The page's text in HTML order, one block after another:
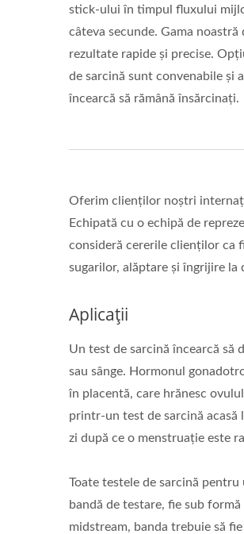
stick-ului în timpul fluxului
câteva secunde. Gama
rezultate rapide și precise.
de sarcină sunt convenabile și
încearcă să rămână însărcinați.
Oferim clienților noștri
Echipată cu o echipă de
consideră cererile clienților ca
sugarilor, alăptare și îngrijire la
Aplicații
Un test de sarcină încearcă să
sau sânge. Hormonul
în placentă, care hrănesc
printr-un test de sarcină acasă
zi după ce o menstruație este
Toate testele de sarcină
bandă de testare, fie sub
midstream, banda trebuie să